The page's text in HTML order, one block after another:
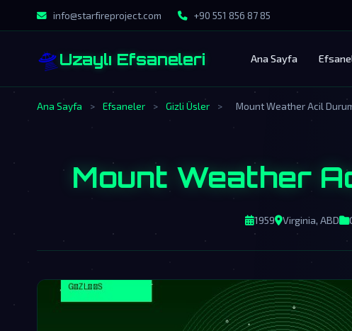
info@starfireproject.com +90 551 856 87 85
🛸Uzaylı Efsaneleri Ana Sayfa
Ana Sayfa > Efsaneler > Gizli Üsler > Mount Weather Acil
Mount Weather
1959 Virginia, ABD